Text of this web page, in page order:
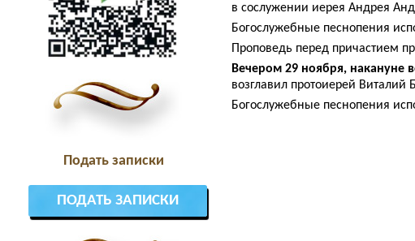
в сослужении иерея Андрея
Богослужебные песнопения
Проповедь перед причастием
Вечером 29 ноября, накануне
возглавил протоиерей Виталий
Богослужебные песнопения
Подать записки
ПОДАТЬ ЗАПИСКИ